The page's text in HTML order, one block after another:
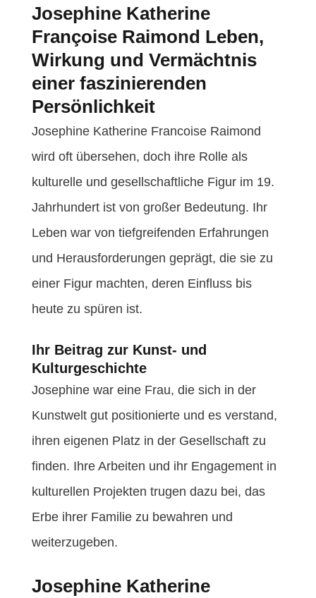
Josephine Katherine
Françoise Raimond Leben,
Wirkung und Vermächtnis
einer faszinierenden
Persönlichkeit
Josephine Katherine Francoise Raimond
wird oft übersehen, doch ihre Rolle als
kulturelle und gesellschaftliche Figur im 19.
Jahrhundert ist von großer Bedeutung. Ihr
Leben war von tiefgreifenden Erfahrungen
und Herausforderungen geprägt, die sie zu
einer Figur machten, deren Einfluss bis
heute zu spüren ist.
Ihr Beitrag zur Kunst- und
Kulturgeschichte
Josephine war eine Frau, die sich in der
Kunstwelt gut positionierte und es verstand,
ihren eigenen Platz in der Gesellschaft zu
finden. Ihre Arbeiten und ihr Engagement in
kulturellen Projekten trugen dazu bei, das
Erbe ihrer Familie zu bewahren und
weiterzugeben.
Josephine Katherine